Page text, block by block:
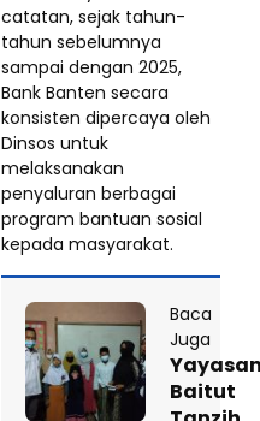
catatan, sejak tahun-
tahun sebelumnya
sampai dengan 2025,
Bank Banten secara
konsisten dipercaya oleh
Dinsos untuk
melaksanakan
penyaluran berbagai
program bantuan sosial
kepada masyarakat.
Baca
Juga
Baitut